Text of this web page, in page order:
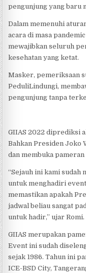
pengunjung yang baru
Dalam memenuhi
acara di masa
mewajibkan seluruh
kesehatan yang ketat.
Masker, pemeriksaan
PeduliLindungi,
pengunjung tanpa
GIIAS 2022 diprediksi
Bahkan Presiden Joko
dan membuka
“Sejauh ini kami
untuk menghadiri
memastikan apakah
jadwal beliau sangat
untuk hadir,” ujar Romi.
GIIAS merupakan
Event ini sudah
sejak 1986. Tahun ini
ICE-BSD City,